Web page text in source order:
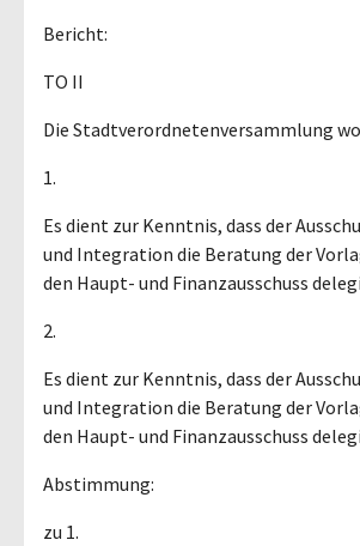
Bericht:
TO II
Die Stadtverordnetenversammlung
1.
Es dient zur Kenntnis, dass der
und Integration die Beratung der
den Haupt- und Finanzausschuss
2.
Es dient zur Kenntnis, dass der
und Integration die Beratung der
den Haupt- und Finanzausschuss
Abstimmung:
zu 1.